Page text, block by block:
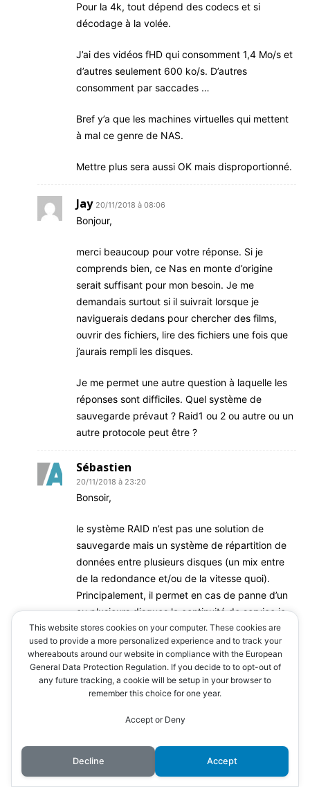
Pour la 4k, tout dépend des codecs et si
décodage à la volée.
J’ai des vidéos fHD qui consomment 1,4 Mo/s et
d’autres seulement 600 ko/s. D’autres
consomment par saccades …
Bref y’a que les machines virtuelles qui mettent
à mal ce genre de NAS.
Mettre plus sera aussi OK mais disproportionné.
Jay 20/11/2018 à 08:06
Bonjour,
merci beaucoup pour votre réponse. Si je
comprends bien, ce Nas en monte d’origine
serait suffisant pour mon besoin. Je me
demandais surtout si il suivrait lorsque je
naviguerais dedans pour chercher des films,
ouvrir des fichiers, lire des fichiers une fois que
j’aurais rempli les disques.
Je me permet une autre question à laquelle les
réponses sont difficiles. Quel système de
sauvegarde prévaut ? Raid1 ou 2 ou autre ou un
autre protocole peut être ?
Sébastien
20/11/2018 à 23:20
Bonsoir,
le système RAID n’est pas une solution de
sauvegarde mais un système de répartition de
données entre plusieurs disques (un mix entre
de la redondance et/ou de la vitesse quoi).
Principalement, il permet en cas de panne d’un
ou plusieurs disques la continuité de service ie
que le système fonctionne malgré une panne.
C’est plutôt adapté pour une entreprise (mm si
les particuliers l’utilisent en cas de besoin
également)
à une panne (disque ici) et donc garantir un
Quand on regarde l’incidence d’une panne et
son cout par rapport à la mise en œuvre d’une
This website stores cookies on your computer. These cookies are
used to provide a more personalized experience and to track your
whereabouts around our website in compliance with the European
General Data Protection Regulation. If you decide to to opt-out of
any future tracking, a cookie will be setup in your browser to
remember this choice for one year.
Accept or Deny
Decline Accept